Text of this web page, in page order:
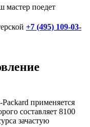
мастер поедет
+7 (495) 109-03-
применяется
составляет 8100
зачастую